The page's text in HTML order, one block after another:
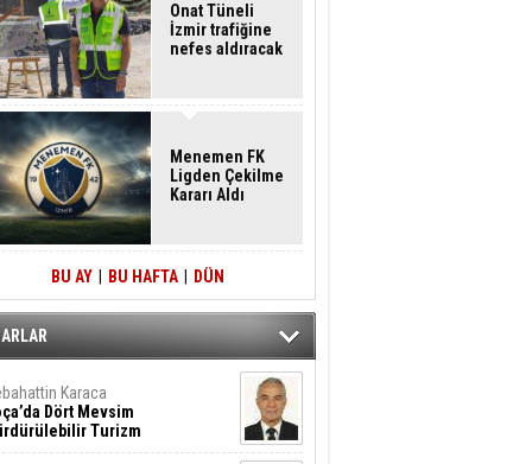
Onat Tüneli
İzmir trafiğine
nefes aldıracak
Menemen FK
Ligden Çekilme
Kararı Aldı
BU AY BU HAFTA DÜN
Karaca
Dört Mevsim
Turizm